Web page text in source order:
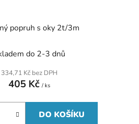
popruh s oky 2t/3m
do 2-3 dnů
334,71 Kč bez DPH
405 Kč / ks
DO KOŠÍKU